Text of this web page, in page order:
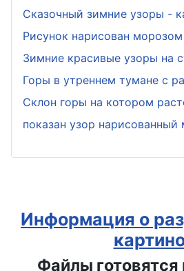
Сказочный зимние узоры -
Рисунок нарисован морозом
Зимние красивые узоры на
Горы в утреннем тумане с
Склон горы на котором
показан узор
Информация о
Файлы готовятся